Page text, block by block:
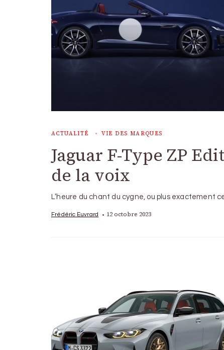
ACTUALITÉ VIE DES MARQUES
Jaguar F-Type ZP
de la voix
L’heure du chant du cygne, ou plus exactement
Frédéric Euvrard 12 octobre 2023